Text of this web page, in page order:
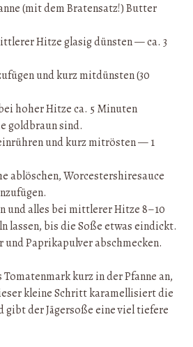
(mit dem Bratensatz!) Butter
Hitze glasig dünsten — ca. 3
und kurz mitdünsten (30
hoher Hitze ca. 5 Minuten
goldbraun sind.
und kurz mitrösten — 1
ablöschen, Worcestershiresauce
und alles bei mittlerer Hitze 8–10
lassen, bis die Soße etwas eindickt.
und Paprikapulver abschmecken.
Tomatenmark kurz in der Pfanne an,
kleine Schritt karamellisiert die
gibt der Jägersoße eine viel tiefere